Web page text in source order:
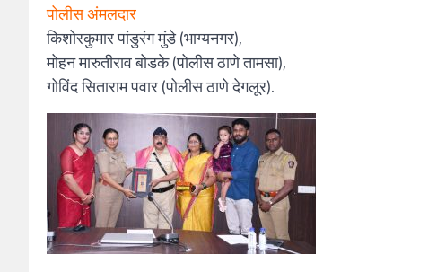
पोलीस अंमलदार
किशोरकुमार पांडुरंग मुंडे (भाग्यनगर),
मोहन मारुतीराव बोडके (पोलीस ठाणे तामसा),
गोविंद सिताराम पवार (पोलीस ठाणे देगलूर).